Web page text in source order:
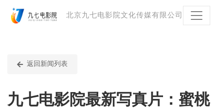
北京九七电影院文化传媒有限公司
返回新闻列表
九七电影院最新写真片：蜜桃